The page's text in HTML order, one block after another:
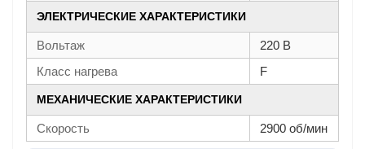
ЭЛЕКТРИЧЕСКИЕ ХАРАКТЕРИСТИКИ
Вольтаж
220 В
Класс нагрева
F
МЕХАНИЧЕСКИЕ ХАРАКТЕРИСТИКИ
Скорость 2900 об/мин